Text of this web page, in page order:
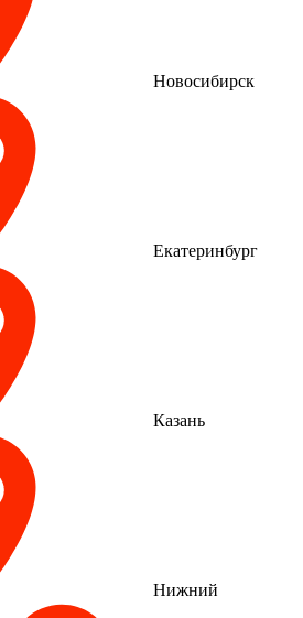
Новосибирск
Екатеринбург
Казань
Нижний